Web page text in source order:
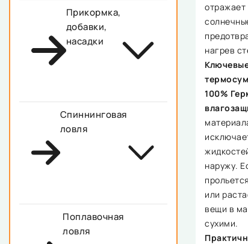
Прикормка,
добавки,
насадки
Спиннинговая
ловля
Поплавочная
ловля
нагрев
100%
наружу.
или
вещи в
сухими.